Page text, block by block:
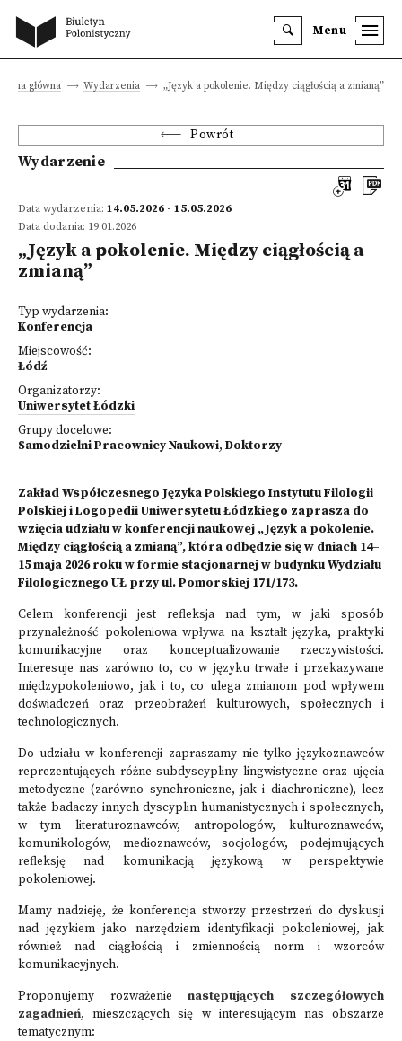
Menu
główna Wydarzenia „Język a pokolenie. Między ciągłością a zmianą”
Powrót
Wydarzenie
Data wydarzenia: 14.05.2026 - 15.05.2026
Data dodania: 19.01.2026
„Język a pokolenie. Między ciągłością a
zmianą”
Typ wydarzenia:
Konferencja
Miejscowość:
Łódź
Organizatorzy:
Uniwersytet Łódzki
Grupy docelowe:
Samodzielni Pracownicy Naukowi, Doktorzy
Zakład Współczesnego Języka Polskiego Instytutu Filologii
Polskiej i Logopedii Uniwersytetu Łódzkiego zaprasza do
wzięcia udziału w konferencji naukowej „Język a pokolenie.
Między ciągłością a zmianą”, która odbędzie się w dniach 14–
15 maja 2026 roku w formie stacjonarnej w budynku Wydziału
Filologicznego UŁ przy ul. Pomorskiej 171/173.
Celem konferencji jest refleksja nad tym, w jaki sposób
przynależność pokoleniowa wpływa na kształt języka, praktyki
komunikacyjne oraz konceptualizowanie rzeczywistości.
Interesuje nas zarówno to, co w języku trwałe i przekazywane
międzypokoleniowo, jak i to, co ulega zmianom pod wpływem
doświadczeń oraz przeobrażeń kulturowych, społecznych i
technologicznych.
Do udziału w konferencji zapraszamy nie tylko językoznawców
reprezentujących różne subdyscypliny lingwistyczne oraz ujęcia
metodyczne (zarówno synchroniczne, jak i diachroniczne), lecz
także badaczy innych dyscyplin humanistycznych i społecznych,
w tym literaturoznawców, antropologów, kulturoznawców,
komunikologów, medioznawców, socjologów, podejmujących
refleksję nad komunikacją językową w perspektywie
pokoleniowej.
Mamy nadzieję, że konferencja stworzy przestrzeń do dyskusji
nad językiem jako narzędziem identyfikacji pokoleniowej, jak
również nad ciągłością i zmiennością norm i wzorców
komunikacyjnych.
Proponujemy rozważenienastępujących szczegółowych
zagadnień, mieszczących się w interesującym nas obszarze
tematycznym: